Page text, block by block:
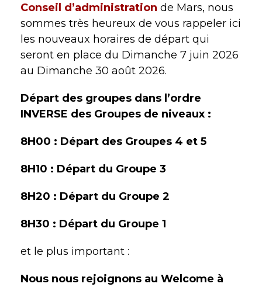
Conseil d’administration de Mars, nous
sommes très heureux de vous rappeler ici
les nouveaux horaires de départ qui
seront en place du Dimanche 7 juin 2026
au Dimanche 30 août 2026.
Départ des groupes dans l’ordre
INVERSE des Groupes de niveaux :
8H00 : Départ des Groupes 4 et 5
8H10 : Départ du Groupe 3
8H20 : Départ du Groupe 2
8H30 : Départ du Groupe 1
et le plus important :
Nous nous rejoignons au Welcome à